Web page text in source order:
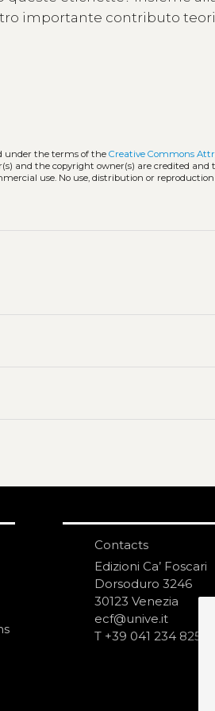
importante contributo
under the terms of theCreative Commons
and the copyright owner(s) are credited and
use. No use, distribution or
Contacts
Edizioni Ca’ Foscari
Dorsoduro 3246
30123 Venezia
ecf@unive.it
T +39 041 234 8250